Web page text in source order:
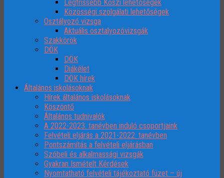
Legfrissebb Köszi lehetőségek
Közösségi szolgálati lehetőségek
Osztályozó vizsga
Aktuális osztalyozóvizsgák
Szakkörök
DÖK
DÖK
Diákélet
DÖK hírek
Általános iskolásoknak
Hírek általános iskolásoknak
Köszöntő
Általános tudnivalók
A 2022-2023. tanévben induló csoportjaink
Felvételi eljárás a 2021-2022. tanévben
Pontszámítás a felvételi eljárásban
Szóbeli és alkalmassági vizsgák
Gyakran Ismételt Kérdések
Nyomtatható felvételi tájékoztató füzet – új